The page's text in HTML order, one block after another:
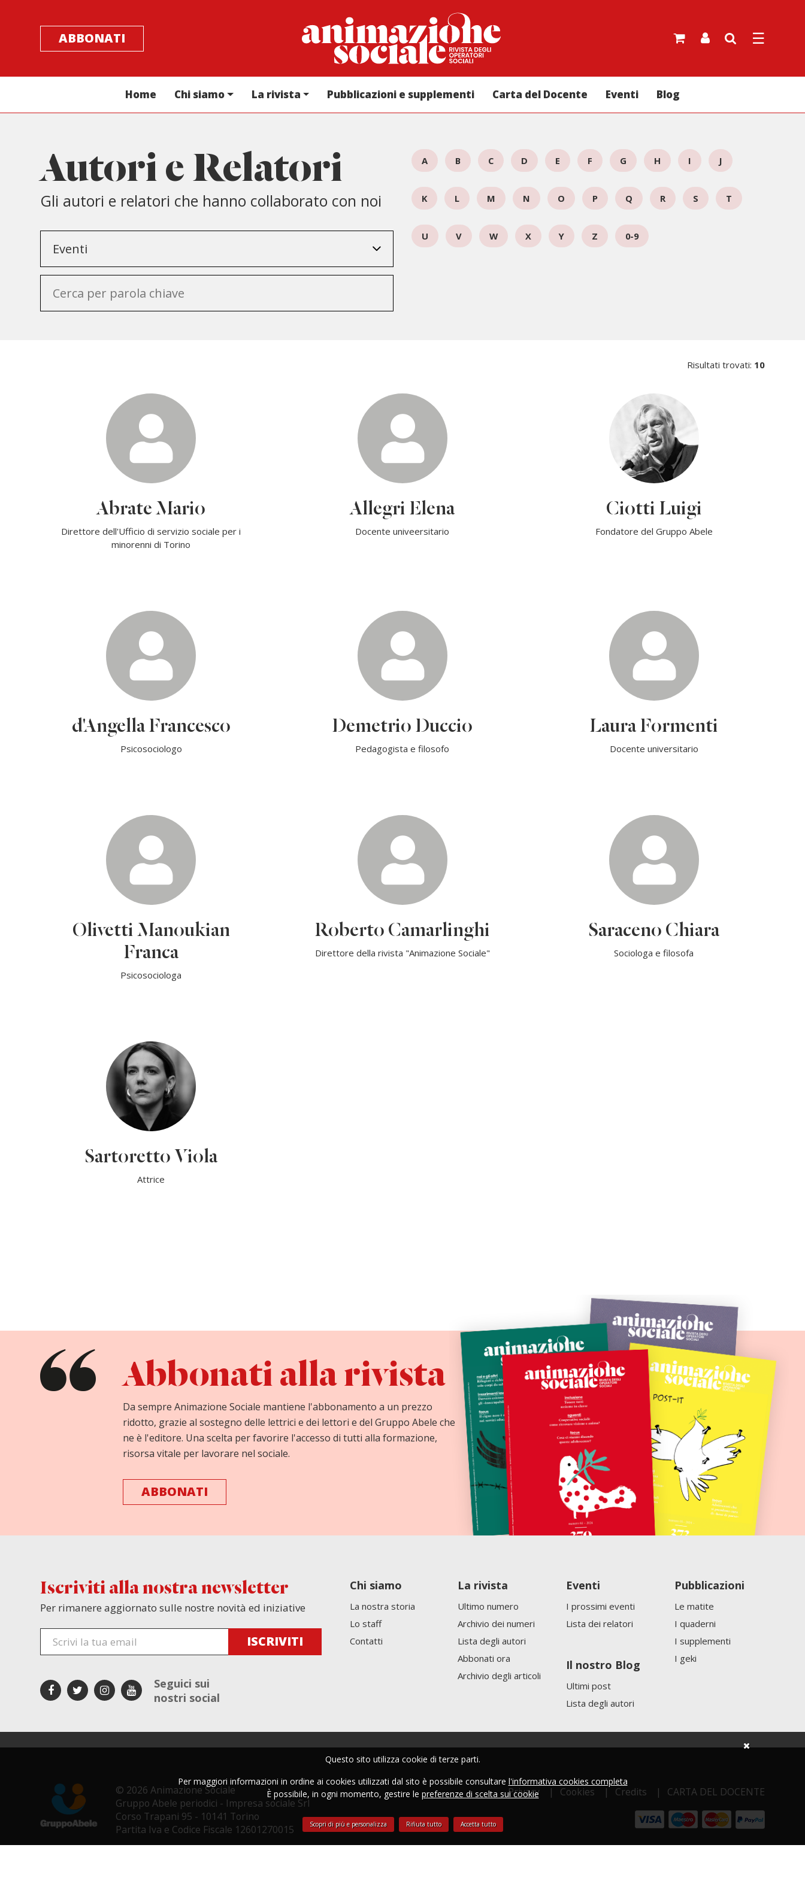
ABBONATI ☰
Home Chi siamo La rivista Pubblicazioni e supplementi Carta del Docente Eventi Blog
Autori e Relatori
Gli autori e relatori che hanno collaborato con noi
A B C D E F G H I J
K L M N O P Q R S T
U V W X Y Z 0-9
Risultati trovati: 10
Abrate Mario
Direttore dell'Ufficio di servizio sociale per i
minorenni di Torino
Allegri Elena
Docente univeersitario
Ciotti Luigi
Fondatore del Gruppo Abele
d'Angella Francesco
Psicosociologo
Demetrio Duccio
Pedagogista e filosofo
Laura Formenti
Docente universitario
Olivetti Manoukian
Franca
Psicosociologa
Roberto Camarlinghi
Direttore della rivista "Animazione Sociale"
Saraceno Chiara
Sociologa e filosofa
Sartoretto Viola
Attrice
Abbonati alla rivista
Da sempre Animazione Sociale mantiene l'abbonamento a un prezzo
ridotto, grazie al sostegno delle lettrici e dei lettori e del Gruppo Abele che
ne è l'editore. Una scelta per favorire l'accesso di tutti alla formazione,
risorsa vitale per lavorare nel sociale.
ABBONATI
Iscriviti alla nostra newsletter
Per rimanere aggiornato sulle nostre novità ed iniziative
Seguici sui
nostri social
Chi siamo
La nostra storia
Lo staff
Contatti
La rivista
Ultimo numero
Archivio dei numeri
Lista degli autori
Abbonati ora
Archivio degli articoli
Eventi
I prossimi eventi
Lista dei relatori
Il nostro Blog
Ultimi post
Lista degli autori
Pubblicazioni
Le matite
I quaderni
I supplementi
I geki
© 2026 Animazione Sociale
Gruppo Abele periodici - Impresa sociale Srl
Corso Trapani 95 - 10141 Torino
Partita Iva e Codice Fiscale 12601270015
Privacy Cookies Credits CARTA DEL DOCENTE
Questo sito utilizza cookie di terze parti.
Per maggiori informazioni in ordine ai cookies utilizzati dal sito è possibile consultare l'informativa cookies completa
È possibile, in ogni momento, gestire le preferenze di scelta sui cookie
Scopri di più e personalizza Rifiuta tutto Accetta tutto